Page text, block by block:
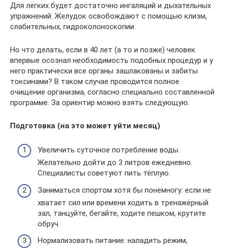
Для лёгких будет достаточно ингаляций и дыхательных
упражнений. Желудок освобождают с помощью клизм,
слабительных, гидроколоноскопии.
Но что делать, если в 40 лет (а то и позже) человек
впервые осознал необходимость подобных процедур и у
него практически все органы зашлакованы и забиты
токсинами? В таком случае проводится полное
очищение организма, согласно специально составленной
программе. За ориентир можно взять следующую.
Подготовка (на это может уйти месяц)
Увеличить суточное потребление воды.
Желательно дойти до 3 литров ежедневно.
Специалисты советуют пить тёплую.
Заниматься спортом хотя бы понемногу: если не
хватает сил или времени ходить в тренажёрный
зал, танцуйте, бегайте, ходите пешком, крутите
обруч.
Нормализовать питание: наладить режим,